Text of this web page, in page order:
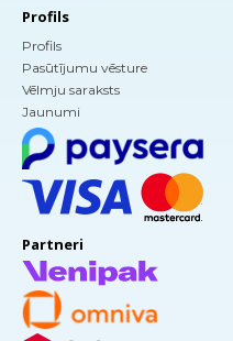
Profils
Profils
Pasūtījumu vēsture
Vēlmju saraksts
Jaunumi
Partneri